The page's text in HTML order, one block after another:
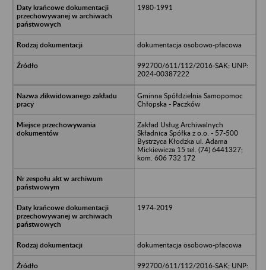
1980-1991
dokumentacja osobowo-płacowa
992700/611/112/2016-SAK; UNP:
2024-00387222
Gminna Spółdzielnia Samopomoc
Chłopska - Paczków
Zakład Usług Archiwalnych
Składnica Spółka z o.o. - 57-500
Bystrzyca Kłodzka ul. Adama
Mickiewicza 15 tel. (74) 6441327;
kom. 606 732 172
1974-2019
dokumentacja osobowo-płacowa
992700/611/112/2016-SAK; UNP: